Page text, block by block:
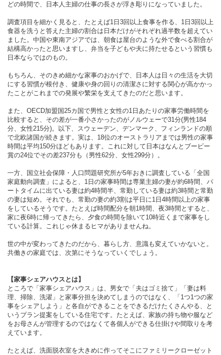
どの時間で、日本人主婦の仕事の長さが浮き彫りになっていました。
調査項目を細かく見ると、たとえば1日3回以上食事を作る、1日3回以上
食器を洗うと答えた主婦の割合は日本だけがそれぞれ過半数を超えてい
ました。中国や東南アジアでは、朝食は屋台のような外で食べる割合が
結構高かったと思いますし、弁当を子どもや夫に持たせるという習慣も
日本ならではのもの。
もちろん、そのきめ細かな家事のおかげで、日本人は日々の生活を大切
にする習慣が根付き、健康や身の回りの清潔さに対する関心が高かかっ
たことがこれまでの発展や繁栄を支えてきたのだと思います。
また、OECD加盟国25カ国で男性と女性の1日あたりの家事労働時間を
比較すると、その差が一番小さかったのがノルウェーで31分(男性184
分、女性215分)。以下、スウェーデン、デンマーク、フィンランドの順
で北欧諸国が続きます。実は、18位のオーストラリアまでは男性の家事
時間は平均150分ほどもあります。これに対して日本はなんとブービー
賞の24位でその差237分も（男性62分、女性299分）。
一方、国立社会保障・人口問題研究所が5年おきに調査している「全国
家庭動向調査」によると、1日の家事時間は専業主婦の妻が約6時間、パ
ートタイムに出ている妻は約4時間半、常勤している妻は約3時間と常勤
の妻は短め。それでも、常勤の妻の約3割は平日に1日4時間以上の家事
をしているそうです。たとえば時間配分を朝1時間、夜3時間とすると、
家に夜6時に帰ってきたら、夕食の時間を除いて10時近くまで家事をし
ている計算。これじゃ休まるヒマがありませんね。
世の中が変わってきたのだから、暮らし方、意識も変えていかないと。
共働きの家庭では、次第にそうなっていくでしょう。
【家事シェアハウスとは】
ところで「家事シェアハウス」は、男女で「夫はゴミ捨て」「妻は料
理、掃除、洗濯」と家事分担を決めてしまうのではなく、「1つ1つの家
事をシェアしよう」と各自ができることをできるだけたくさんやる、と
いうプラン提案をしている住宅です。たとえば、家族の持ち物や服など
をお母さんが管理するのではなくて各個人ができる仕掛けや間取りを考
えています。
たとえば、洗面脱衣室を大きめに作ってそこにファミリークローゼット